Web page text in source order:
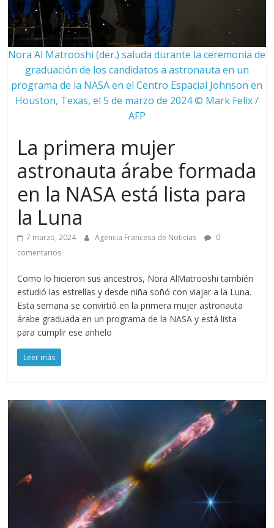
Nora Al Matrooshi (der.) saluda durante la ceremonia de
graduación de los candidatos a astronauta en un
programa de la NASA en el Centro Espacial Johnson en
Houston, Texas, el 5 de marzo de 2024 © Mark Felix /
AFP
La primera mujer
astronauta árabe formada
en la NASA está lista para
la Luna
7 marzo, 2024 Agencia Francesa de Noticias
0
comentarios
Como lo hicieron sus ancestros, Nora AlMatrooshi también
estudió las estrellas y desde niña soñó con viajar a la Luna.
Esta semana se convirtió en la primera mujer astronauta
árabe graduada en un programa de la NASA y está lista
para cumplir ese anhelo
Leer más